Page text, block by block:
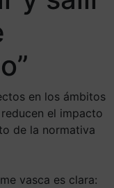
en los ámbitos
el impacto
de la normativa
vasca es clara: